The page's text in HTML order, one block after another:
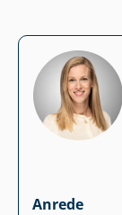
Anrede